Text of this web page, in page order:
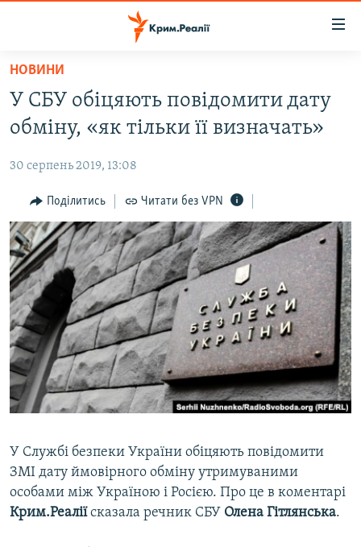
Перейти
основного
матеріалу
до
навігації
Перейти
до
пошуку
ВОДА.КРИМ
ВІДЕО ТА ФОТО
ПОЛІТИКА
БЛОГИ
ПОГЛЯД
ІНТЕРВ'Ю
ВСЕ ЗА ДЕНЬ
СПЕЦПРОЕКТИ
ДЕПОРТАЦІЯ
ВІДЕОУРОКИ «ELIFBE»
СВІДЧЕННЯ ОКУПАЦІЇ
ІНФОГРАФІКА
ЯК ОБІЙТИ БЛОКУВАННЯ
Русский
Qırımtatar
ДОЛУЧАЙСЯ!
НОВИНИ
У СБУ обіцяють повідомити дату
обміну, «як тільки її визначать»
30 серпень 2019, 13:08
Поділитись Читати без VPN
У Службі безпеки України обіцяють повідомити
ЗМІ дату ймовірного обміну утримуваними
особами між Україною і Росією. Про це в коментарі
Крим.Реаліїсказала речник СБУ Олена Гітлянська.